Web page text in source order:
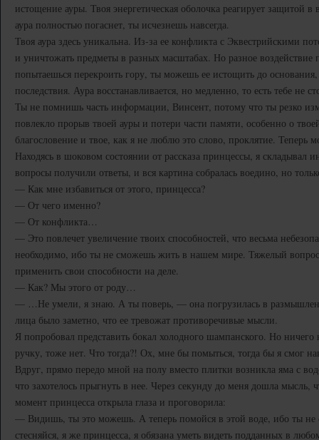
истощение ауры. Твоя энергетическая оболочка реагирует защитой
аура полностью погаснет, ты исчезнешь навсегда.
Твоя аура здесь уникальна. Из-за ее конфликта с Эквестрийскими
и уничтожать предметы в разных масштабах. Но разное
попытаешься перекроить гору, ты можешь ее истощить до
последствия. Аура восстанавливается, но медленно, то есть тебе не
Ты не помнишь часть информации, Винсент, потому что ты резко
повлекло прорыв твоей ауры и потери части памяти, особенно о
благословение и твое, как я не люблю это слово, проклятие. Теперь
Находясь в шоковом состоянии от рассказа принцессы, я складывал
вопросы получили ответы, и вся картина собралась воедино, но
— Как мне избавиться от этого, принцесса?
— От чего именно?
— От конфликта…
— Это повлечет увеличение твоих способностей, что весьма
необходимо, ибо ты не сможешь жить в нашем мире. Тяжелый
применить свои способности на деле.
— Как? Мы этого от роду…
— …Не умели, я знаю. А ты поверь, — она погрузилась в
лица было заметно, что ее тревожат противоречивые мысли.
Я попробовал представить бокал холодного шампанского. Но
ручку, тоже нет. Что тогда?! Ох, мне бы помыться, тогда бы я смог
Вдруг, прямо передо мной на полу вместо плитки возникла яма с
что захотелось прыгнуть в нее. Через секунду до меня дошла мысль,
момент принцесса открыла глаза и проговорила:
— Видишь, ты это можешь. А теперь помойся в этой воде, ибо ты
стесняйся, я же принцесса, я обязана уметь видеть подданных в